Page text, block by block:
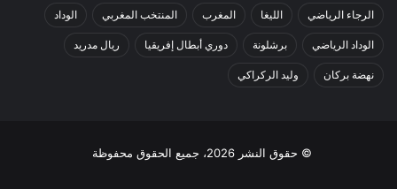
الرجاء الرياضي الليغا المغرب المنتخب المغربي الوداد
الوداد الرياضي برشلونة دوري أبطال إفريقيا ريال مدريد
نهضة بركان وليد الركراكي
© حقوق النشر 2026، جميع الحقوق محفوظة